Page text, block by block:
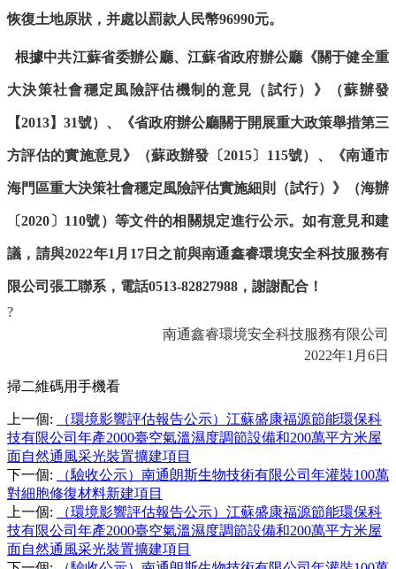
恢復土地原狀，并處以罰款人民幣96990元。
根據中共江蘇省委辦公廳、江蘇省政府辦公廳《關于健全重
大決策社會穩定風險評估機制的意見（試行）》（蘇辦發
【2013】31號）、《省政府辦公廳關于開展重大政策舉措第三
方評估的實施意見》（蘇政辦發〔2015〕115號）、《南通市
海門區重大決策社會穩定風險評估實施細則（試行）》（海辦
〔2020〕110號）等文件的相關規定進行公示。如有意見和建
議，請與2022年1月17日之前與南通鑫睿環境安全科技服務有
限公司張工聯系，電話0513-82827988，謝謝配合！
?
南通鑫睿環境安全科技服務有限公司
2022年1月6日
掃二維碼用手機看
上一個:
（環境影響評估報告公示）江蘇盛康福源節能環保科
技有限公司年產2000臺空氣溫濕度調節設備和200萬平方米屋
面自然通風采光裝置擴建項目
下一個:
（驗收公示）南通朗斯生物技術有限公司年灌裝100萬
對細胞修復材料新建項目
上一個:
（環境影響評估報告公示）江蘇盛康福源節能環保科
技有限公司年產2000臺空氣溫濕度調節設備和200萬平方米屋
面自然通風采光裝置擴建項目